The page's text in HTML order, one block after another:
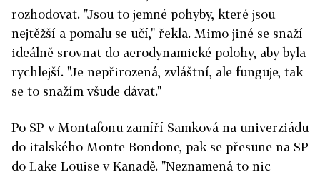
rozhodovat. "Jsou to jemné pohyby, které jsou
nejtěžší a pomalu se učí," řekla. Mimo jiné se snaží
ideálně srovnat do aerodynamické polohy, aby byla
rychlejší. "Je nepřirozená, zvláštní, ale funguje, tak
se to snažím všude dávat."
Po SP v Montafonu zamíří Samková na univerziádu
do italského Monte Bondone, pak se přesune na SP
do Lake Louise v Kanadě. "Neznamená to nic